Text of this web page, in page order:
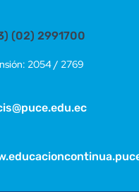
(02) 2991700
2054 / 2769